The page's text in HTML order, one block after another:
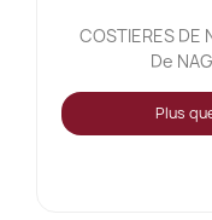
COSTIERES DE
De
Plus